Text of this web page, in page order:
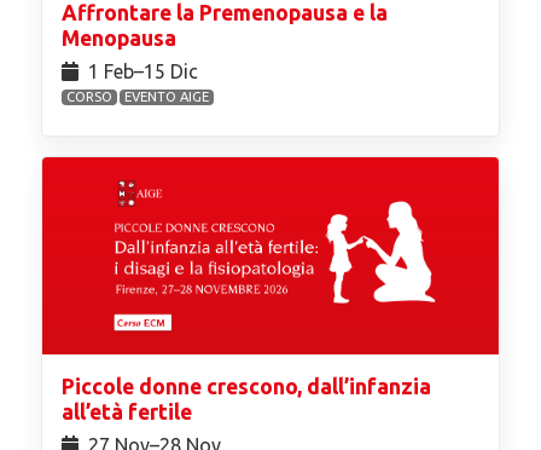
Affrontare la Premenopausa e la
Menopausa
1 Feb⁠–15 Dic
CORSO EVENTO AIGE
Piccole donne crescono, dall’infanzia
all’età fertile
27 Nov⁠–28 Nov